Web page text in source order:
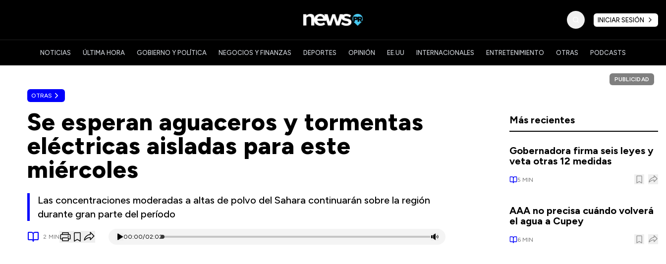
INICIAR SESIÓN
NOTICIAS ÚLTIMA HORA GOBIERNO Y POLÍTICA NEGOCIOS Y FINANZAS DEPORTES OPINIÓN EE.UU INTERNACIONALES ENTRETENIMIENTO OTRAS PODCASTS
OTRAS
Se esperan aguaceros y tormentas
eléctricas aisladas para este
miércoles
Las concentraciones moderadas a altas de polvo del Sahara continuarán sobre la región
durante gran parte del período
2 MIN 00:00/02:02
PUBLICIDAD
Más recientes
Gobernadora firma seis leyes y
veta otras 12 medidas
5 MIN
AAA no precisa cuándo volverá
el agua a Cupey
6 MIN